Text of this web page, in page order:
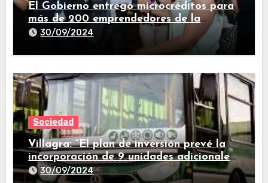
El Gobierno entregó microcréditos para
más de 200 emprendedores de la
provincia
30/09/2024
Sociedad
Villagra: “El plan de inversión prevé la
incorporación de 9 unidades adicionales
para 2025″
30/09/2024